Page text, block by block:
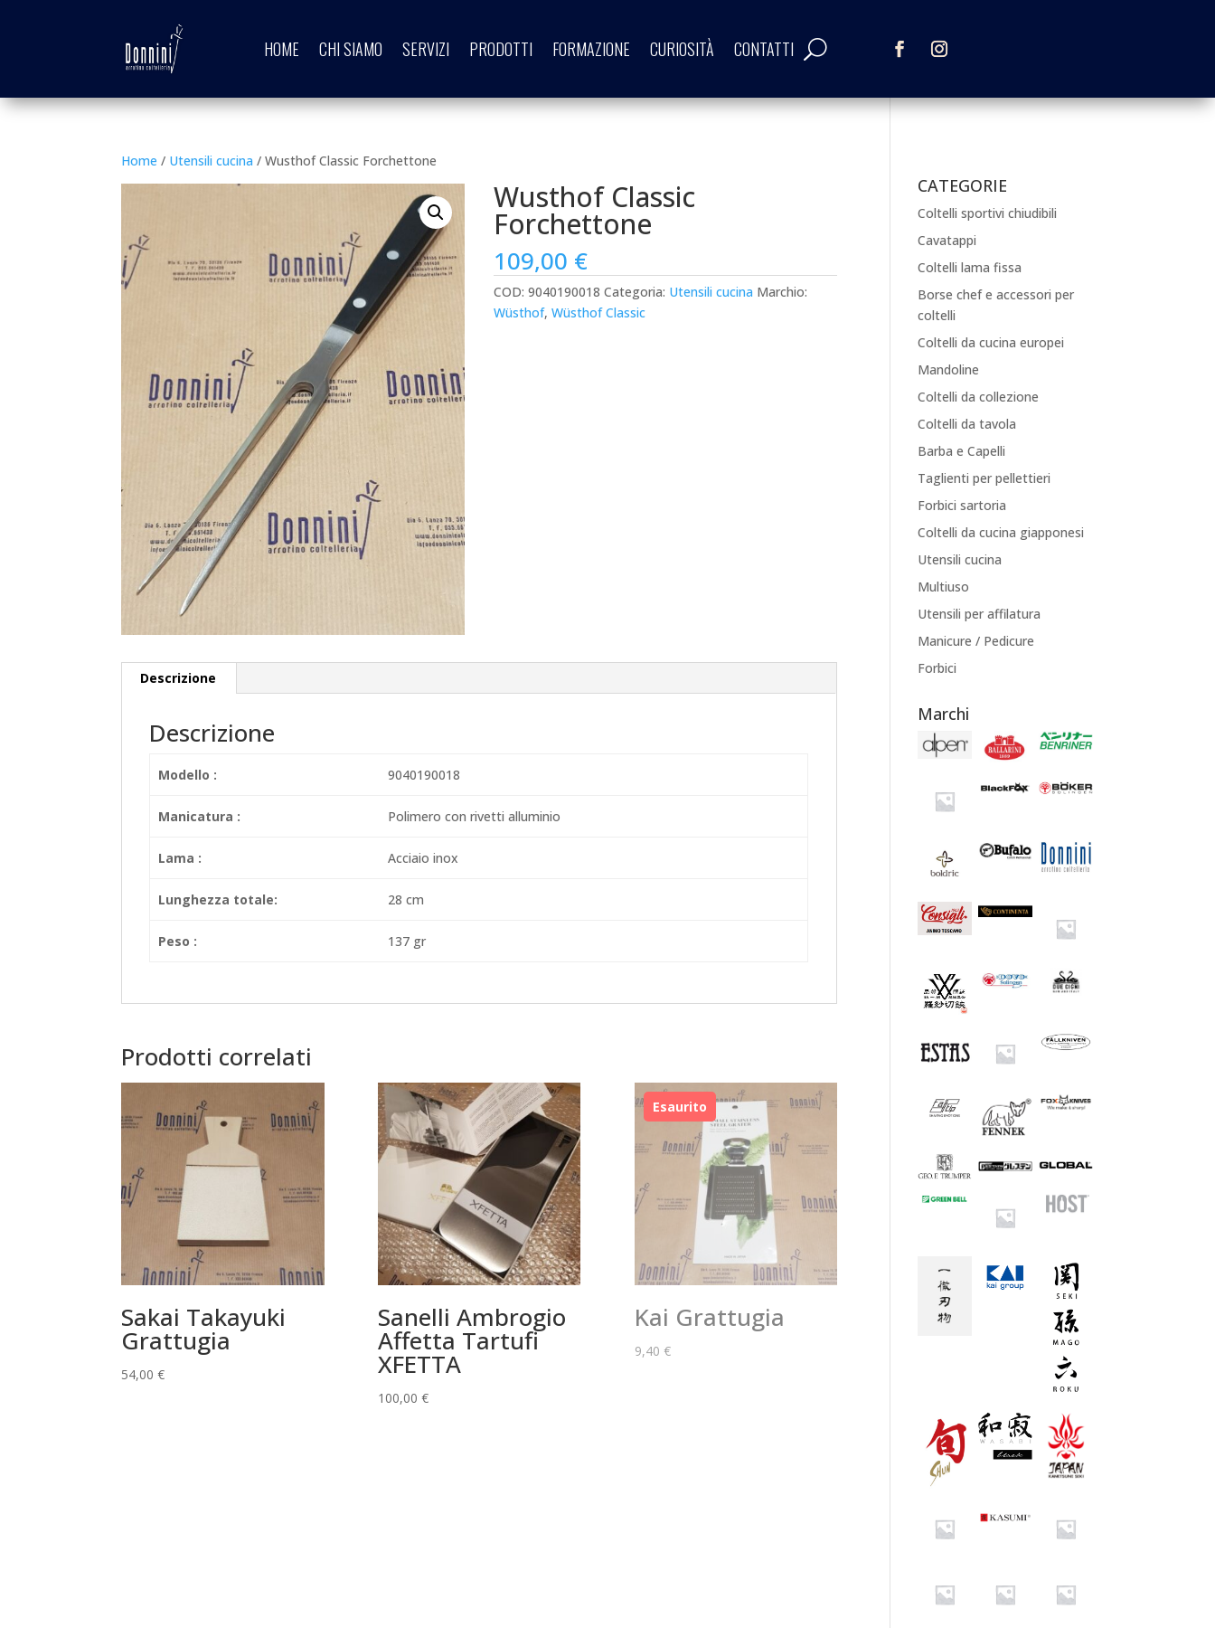
HOME CHI SIAMO SERVIZI PRODOTTI FORMAZIONE CURIOSITÀ CONTATTI
Home / Utensili cucina / Wusthof Classic Forchettone
Wusthof Classic
Forchettone
109,00 €
COD:9040190018 Categoria: Utensili cucina Marchio:
Wüsthof,Wüsthof Classic
Descrizione
Descrizione
Modello : 9040190018
Manicatura : Polimero con rivetti alluminio
Lama : Acciaio inox
Lunghezza totale: 28 cm
Peso : 137 gr
Prodotti correlati
Sakai Takayuki
Grattugia
54,00€
Sanelli Ambrogio
Affetta Tartufi
XFETTA
100,00 €
Kai Grattugia
9,40 €
CATEGORIE
Coltelli sportivi chiudibili
Cavatappi
Coltelli lama fissa
Borse chef e accessori per
coltelli
Coltelli da cucina europei
Mandoline
Coltelli da collezione
Coltelli da tavola
Barba e Capelli
Taglienti per pellettieri
Forbici sartoria
Coltelli da cucina giapponesi
Utensili cucina
Multiuso
Utensili per affilatura
Manicure / Pedicure
Forbici
Marchi